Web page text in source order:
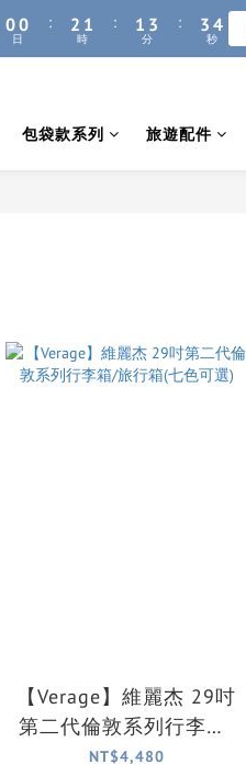
00
日
:
2
1
1
0
時
:
1
0
3
2
分
:
3
2
3
2
秒
00
日
:
2
1
1
0
時
:
1
0
3
2
分
:
3
2
3
2
秒
廉航無腦選 ✈️登機專用箱
7
6
7
6
3
2
9
5
4
8
7
4
3
8
79
6
5
9
6
5
9
包袋款系列 旅遊配件
【Verage】維麗杰 29吋
第二代倫敦系列行李箱/
旅行箱(七色可選)
NT$4,480